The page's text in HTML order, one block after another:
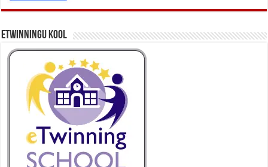
eTwinningu kool